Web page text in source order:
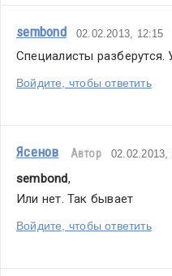
sembond 02.02.2013, 12:15
Специалисты разберутся.
Войдите, чтобы ответить
Ясенов Автор 02.02.2013,
sembond,
Или нет. Так бывает
Войдите, чтобы ответить